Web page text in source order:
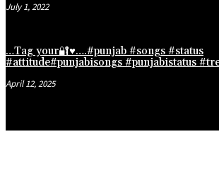
July 1, 2022
…Tag your🔐♥️….#punjab #songs #status
#attitude#punjabisongs #punjabistatus
April 12, 2025